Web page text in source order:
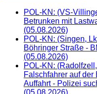
POL-KN: (VS-
Betrunken mit
(05.08.2026)
POL-KN: (Singen,
Böhringer Straße -
(05.08.2026)
POL-KN:
Falschfahrer auf
Auffahrt - Polizei
(05.08.2026)